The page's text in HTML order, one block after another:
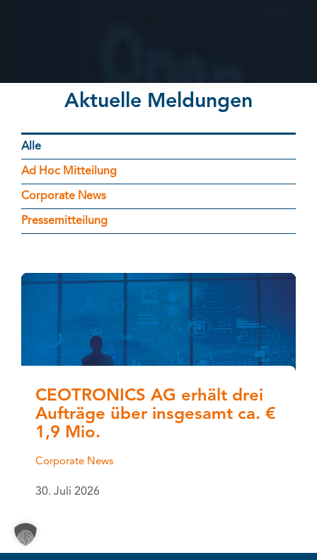
Aktuelle Meldungen
Alle
Ad Hoc Mitteilung
Corporate News
Pressemitteilung
CEOTRONICS AG erhält drei
Aufträge über insgesamt ca. €
1,9 Mio.
Corporate News
30. Juli 2026